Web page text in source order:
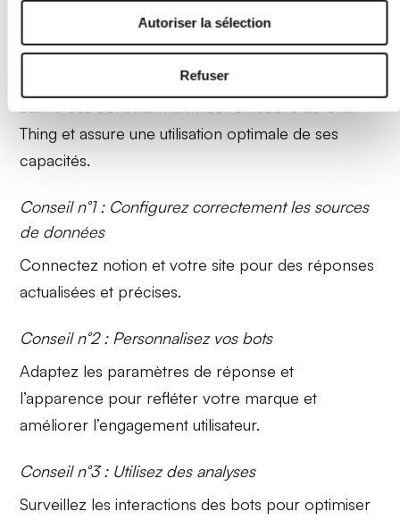
Autoriser la sélection
Refuser
Thing et assure une utilisation optimale de ses
capacités.
Conseil n°1 : Configurez correctement les sources
de données
Connectez notion et votre site pour des réponses
actualisées et précises.
Conseil n°2 : Personnalisez vos bots
Adaptez les paramètres de réponse et
l’apparence pour refléter votre marque et
améliorer l’engagement utilisateur.
Conseil n°3 : Utilisez des analyses
Surveillez les interactions des bots pour optimiser